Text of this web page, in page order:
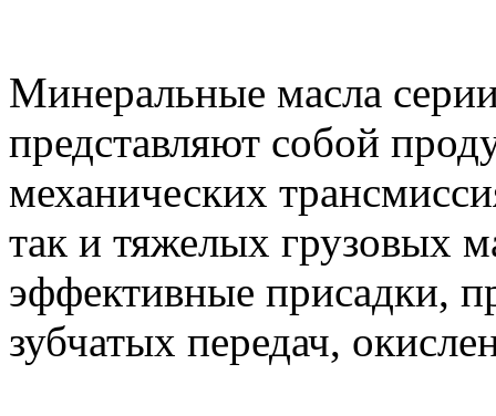
Минеральные масла
представляют собой
механических
так и тяжелых грузовых
эффективные присадки,
зубчатых передач,